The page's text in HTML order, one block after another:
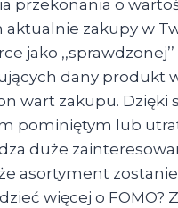
przekonania o
zakupy w
jako
dany produkt
wart zakupu. Dzięki
pominiętym lub
duże
asortyment
więcej o FOMO?